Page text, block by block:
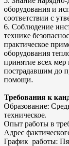
оборудования и
соответствии с
6. Соблюдение
технике
практическое
оборудования
принятие всех
пострадавшим до
помощи.
Требования к
Образование:
техническое.
Опыт работы в
Адрес
График работы: